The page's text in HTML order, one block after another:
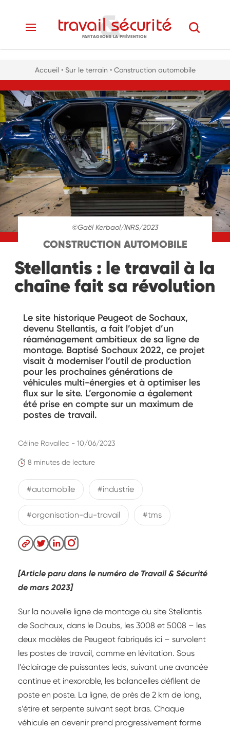
PARTAGEONS LA PRÉVENTION
Accueil • Sur le terrain • Construction automobile
©Gaël Kerbaol/INRS/2023
CONSTRUCTION AUTOMOBILE
Stellantis : le travail à la
chaîne fait sa révolution
Le site historique Peugeot de Sochaux,
devenu Stellantis, a fait l’objet d’un
réaménagement ambitieux de sa ligne de
montage. Baptisé Sochaux 2022, ce projet
visait à moderniser l’outil de production
pour les prochaines générations de
véhicules multi-énergies et à optimiser les
flux sur le site. L’ergonomie a également
été prise en compte sur un maximum de
postes de travail.
8 minutes de lecture
Céline Ravallec - 10/06/2023
#automobile #industrie
#organisation-du-travail #tms
[Article paru dans le numéro de Travail & Sécurité
de mars 2023]
Sur la nouvelle ligne de montage du site Stellantis
de Sochaux, dans le Doubs, les 3008 et 5008 – les
deux modèles de Peugeot fabriqués ici – survolent
les postes de travail, comme en lévitation. Sous
l’éclairage de puissantes leds, suivant une avancée
continue et inexorable, les balancelles défilent de
poste en poste. La ligne, de près de 2 km de long,
s’étire et serpente suivant sept bras. Chaque
véhicule en devenir prend progressivement forme